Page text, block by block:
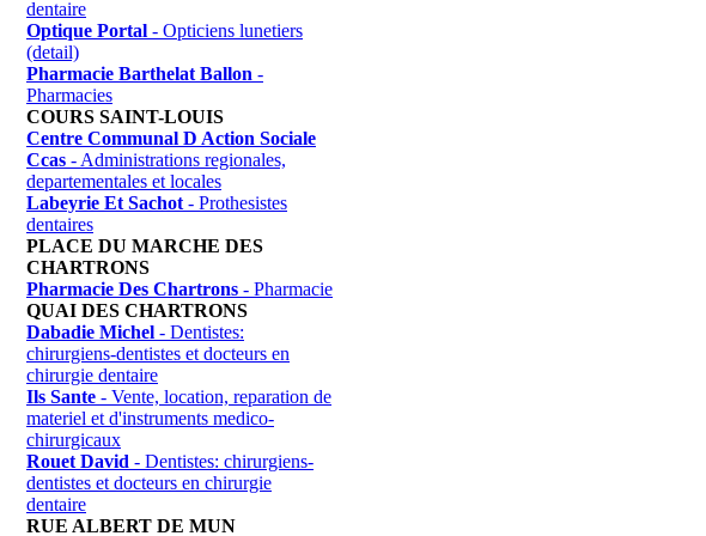
dentaire
Optique Portal - Opticiens lunetiers
(detail)
Pharmacie Barthelat Ballon -
Pharmacies
COURS SAINT-LOUIS
Centre Communal D Action Sociale
Ccas - Administrations regionales,
departementales et locales
Labeyrie Et Sachot - Prothesistes
dentaires
PLACE DU MARCHE DES
CHARTRONS
Pharmacie Des Chartrons - Pharmacie
QUAI DES CHARTRONS
Dabadie Michel - Dentistes:
chirurgiens-dentistes et docteurs en
chirurgie dentaire
Ils Sante - Vente, location, reparation de
materiel et d'instruments medico-
chirurgicaux
Rouet David - Dentistes: chirurgiens-
dentistes et docteurs en chirurgie
dentaire
RUE ALBERT DE MUN